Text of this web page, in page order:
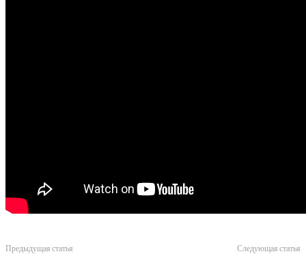
Предыдущая статья Следующая статья